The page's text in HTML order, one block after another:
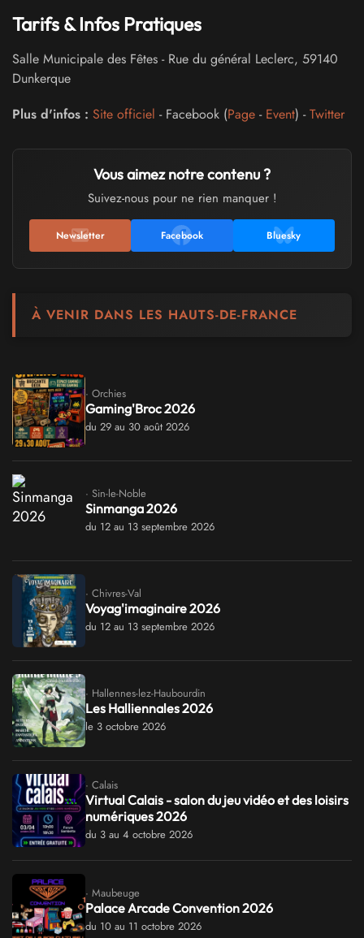
Tarifs & Infos Pratiques
Salle Municipale des Fêtes - Rue du général Leclerc, 59140
Dunkerque
Plus d'infos : Site officiel - Facebook (Page - Event) -Twitter
Vous aimez notre contenu ?
Suivez-nous pour ne rien manquer !
Newsletter Facebook Bluesky
À VENIR DANS LES HAUTS-DE-FRANCE
· Orchies
Gaming'Broc 2026
du 29 au 30 août 2026
· Sin-le-Noble
Sinmanga 2026
du 12 au 13 septembre 2026
· Chivres-Val
Voyag'imaginaire 2026
du 12 au 13 septembre 2026
· Hallennes-lez-Haubourdin
Les Halliennales 2026
le 3 octobre 2026
· Calais
Virtual Calais - salon du jeu vidéo et des loisirs
numériques 2026
du 3 au 4 octobre 2026
· Maubeuge
Palace Arcade Convention 2026
du 10 au 11 octobre 2026